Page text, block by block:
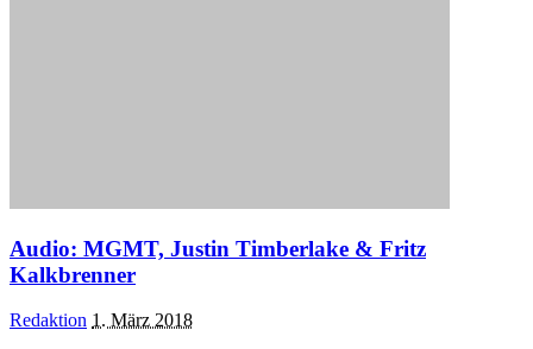
Audio: MGMT, Justin Timberlake & Fritz
Kalkbrenner
Posted
Redaktion 1. März 2018